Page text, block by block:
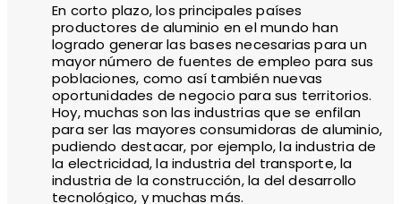
En corto plazo, los principales países
productores de aluminio en el mundo han
logrado generar las bases necesarias para un
mayor número de fuentes de empleo para sus
poblaciones, como así también nuevas
oportunidades de negocio para sus territorios.
Hoy, muchas son las industrias que se enfilan
para ser las mayores consumidoras de aluminio,
pudiendo destacar, por ejemplo, la industria de
la electricidad, la industria del transporte, la
industria de la construcción, la del desarrollo
tecnológico, y muchas más.